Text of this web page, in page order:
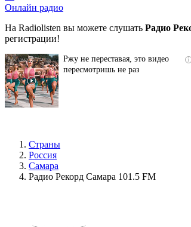
Онлайн радио
На Radiolisten вы можете слушать Радио
регистрации!
i
Ржу не переставая, это видео
пересмотришь не раз
Страны
Россия
Самара
Радио Рекорд Самара 101.5 FM